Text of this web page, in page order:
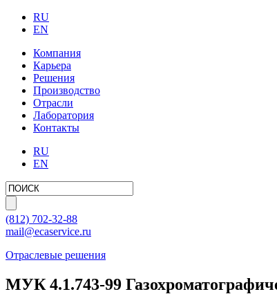
RU
EN
Компания
Карьера
Решения
Производство
Отрасли
Лаборатория
Контакты
RU
EN
(812) 702-32-88
mail@ecaservice.ru
Отраслевые решения
МУК 4.1.743-99